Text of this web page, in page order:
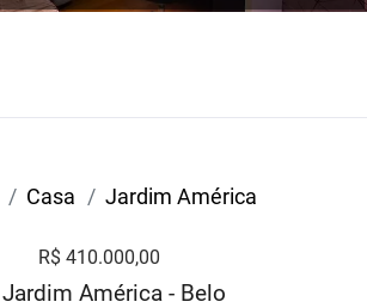
Casa Jardim América
R$ 410.000,00
América - Belo